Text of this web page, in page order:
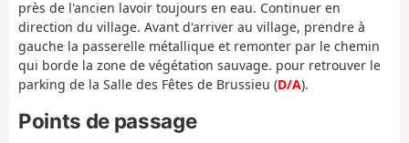
près de l'ancien lavoir toujours en eau. Continuer en
direction du village. Avant d'arriver au village, prendre à
gauche la passerelle métallique et remonter par le chemin
qui borde la zone de végétation sauvage. pour retrouver le
parking de la Salle des Fêtes de Brussieu (D/A).
Points de passage